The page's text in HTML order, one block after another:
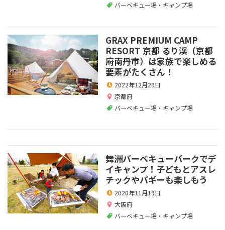
バーベキュー場・キャンプ場
GRAX PREMIUM CAMP
RESORT 京都 るり渓（京都
府南丹市）は家族で楽しめる
要素がたくさん！
2022年12月29日
京都府
バーベキュー場・キャンプ場
舞洲バーベキューパークでデ
イキャンプ！子どもとアスレ
チックやバギーも楽しもう
2020年11月19日
大阪府
バーベキュー場・キャンプ場